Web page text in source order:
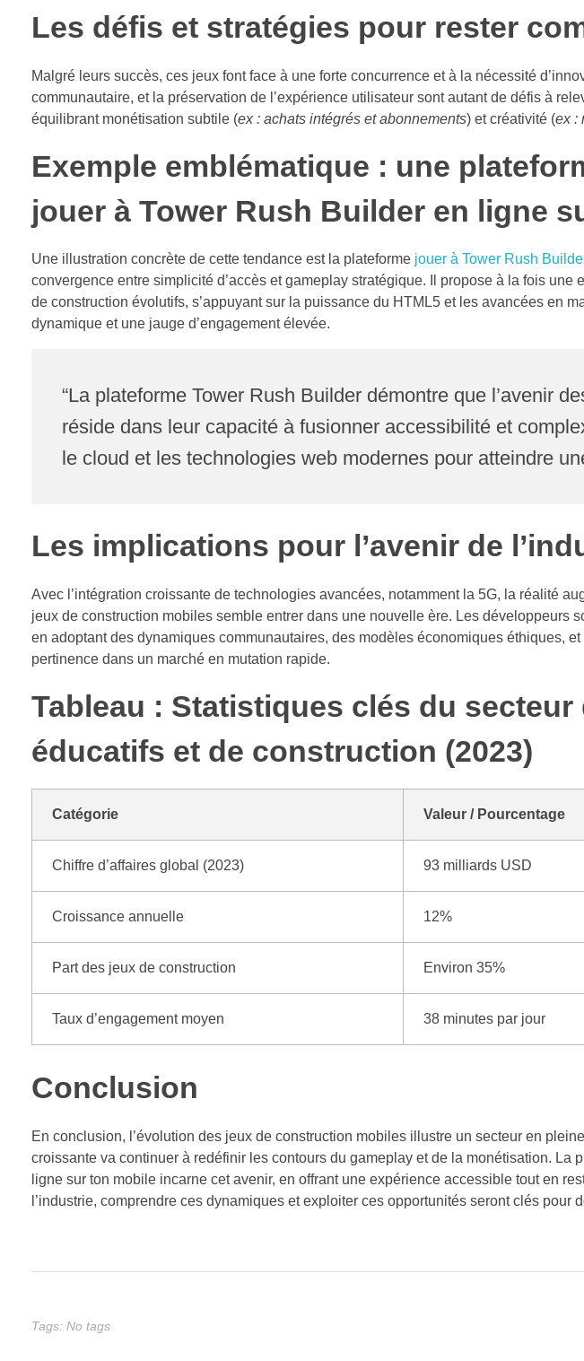
Les défis et stratégies pour rester
Malgré leurs succès, ces jeux font face à une forte concurrence et à la nécessité
communautaire, et la préservation de l’expérience utilisateur sont autant de défis à
équilibrant monétisation subtile (ex : achats intégrés et abonnements) et créativité (ex :
Exemple emblématique : une
jouer à Tower Rush Builder en ligne
Une illustration concrète de cette tendance est la plateforme jouer à Tower Rush
convergence entre simplicité d’accès et gameplay stratégique. Il propose à la fois
de construction évolutifs, s’appuyant sur la puissance du HTML5 et les avancées en
dynamique et une jauge d’engagement élevée.
“La plateforme Tower Rush Builder démontre que l’avenir
réside dans leur capacité à fusionner accessibilité et
le cloud et les technologies web modernes pour atteindre
Les implications pour l’avenir de
Avec l’intégration croissante de technologies avancées, notamment la 5G, la réalité
jeux de construction mobiles semble entrer dans une nouvelle ère. Les développeurs
en adoptant des dynamiques communautaires, des modèles économiques éthiques,
pertinence dans un marché en mutation rapide.
Tableau : Statistiques clés du
éducatifs et de construction (2023)
Catégorie Valeur / Pourcentage
Chiffre d’affaires global (2023) 93 milliards USD
Croissance annuelle 12%
Part des jeux de construction Environ 35%
Taux d’engagement moyen 38 minutes par jour
Conclusion
En conclusion, l’évolution des jeux de construction mobiles illustre un secteur en
croissante va continuer à redéfinir les contours du gameplay et de la monétisation. La
ligne sur ton mobile incarne cet avenir, en offrant une expérience accessible tout en
l’industrie, comprendre ces dynamiques et exploiter ces opportunités seront clés pour
Tags: No tags